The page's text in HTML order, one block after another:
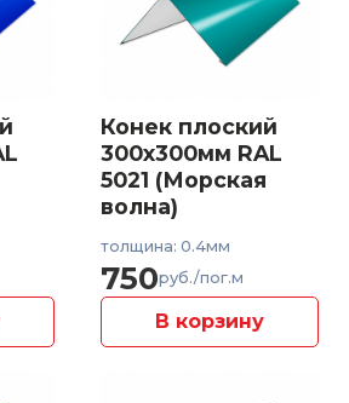
Конек плоский
300x300мм RAL
5021 (Морская
волна)
толщина: 0.4мм
750руб./пог.м
В корзину